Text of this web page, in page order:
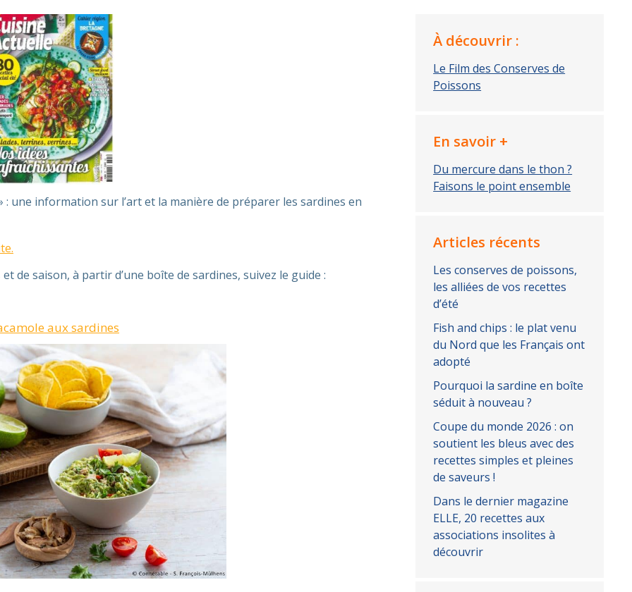
: une information sur l’art et la manière de préparer les sardines en
de saison, à partir d’une boîte de sardines, suivez le guide :
aux sardines
À découvrir :
Le Film des Conserves de
Poissons
En savoir +
Du mercure dans le thon ?
Faisons le point ensemble
Articles récents
Les conserves de poissons,
les alliées de vos recettes
d’été
Fish and chips : le plat venu
du Nord que les Français ont
adopté
Pourquoi la sardine en boîte
séduit à nouveau ?
Coupe du monde 2026 : on
soutient les bleus avec des
recettes simples et pleines
de saveurs !
Dans le dernier magazine
ELLE, 20 recettes aux
associations insolites à
découvrir